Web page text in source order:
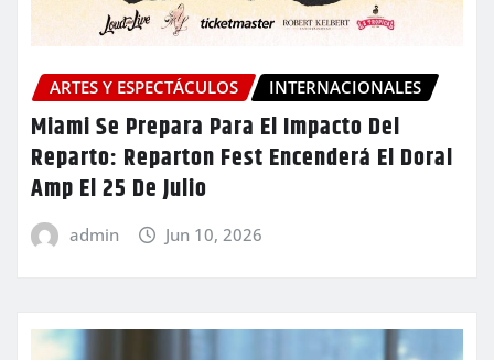
ARTES Y ESPECTÁCULOS INTERNACIONALES
Miami Se Prepara Para El Impacto Del
Reparto: Reparton Fest Encenderá El Doral
Amp El 25 De Julio
admin Jun 10, 2026